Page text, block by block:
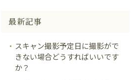
最新記事
スキャン撮影予定日に撮影がで
きない場合どうすればいいです
か？